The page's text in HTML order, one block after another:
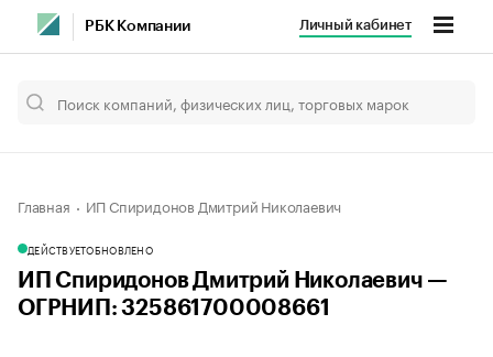
РБК Компании Личный кабинет
Главная ИП Спиридонов Дмитрий Николаевич
ДЕЙСТВУЕТОБНОВЛЕНО
ИП Спиридонов Дмитрий Николаевич —
ОГРНИП: 325861700008661